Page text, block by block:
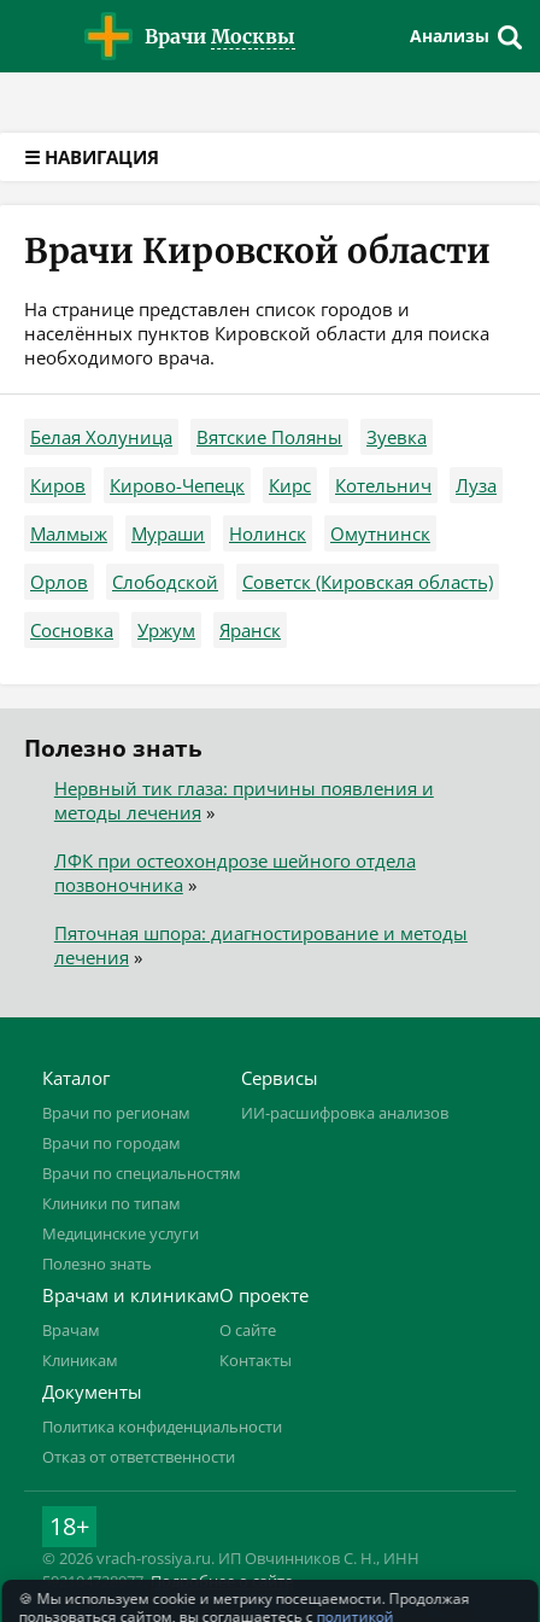
Врачи Москвы Анализы
☰ НАВИГАЦИЯ
Врачи Кировской области
На странице представлен список городов и
населённых пунктов Кировской области для поиска
необходимого врача.
Белая Холуница Вятские Поляны
Зуевка
Киров
Кирово-Чепецк Кирс Котельнич
Луза
Малмыж
Мураши Нолинск
Омутнинск
Орлов
Слободской
Советск (Кировская область)
Сосновка
Уржум Яранск
Полезно знать
Нервный тик глаза: причины появления и
методы лечения »
ЛФК при остеохондрозе шейного отдела
позвоночника»
Пяточная шпора: диагностирование и методы
лечения »
Каталог
Врачи по регионам
Врачи по городам
Врачи по специальностям
Клиники по типам
Медицинские услуги
Полезно знать
Сервисы
ИИ-расшифровка анализов
Врачам и клиникам
Врачам
Клиникам
О проекте
О сайте
Контакты
Документы
Политика конфиденциальности
Отказ от ответственности
18+
© 2026 vrach-rossiya.ru. ИП Овчинников С. Н., ИНН
592104728977.Подробнее о сайте
Информация на сайте не заменяет приём врача. Имеются
🍪 Мы используем cookie и метрику посещаемости. Продолжая
пользоваться сайтом, вы соглашаетесь с политикой